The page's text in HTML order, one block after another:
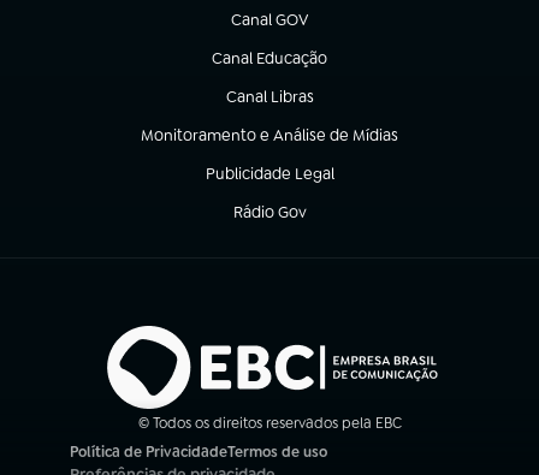
Canal GOV
(abre em nova aba)
Canal Educação
(abre em nova aba)
Canal Libras
(abre em nova aba)
Monitoramento e Análise de Mídias
(abre em nova aba)
Publicidade Legal
(abre em nova aba)
Rádio Gov
(abre em nova aba)
© Todos os direitos reservados pela EBC
Política de Privacidade
(abre em nova aba)
Termos de uso
(abre em nova aba)